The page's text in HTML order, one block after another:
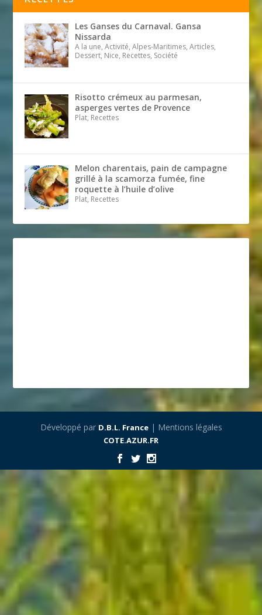
Les Ganses du Carnaval. Gansa
Nissarda
A la une, Activité, Alpes-Maritimes, Articles,
Dessert, Nice, Recettes, Société
Risotto crémeux au parmesan,
asperges vertes de Provence
Plat, Recettes
Melon charentais, pain de campagne
grillé à la scamorza fumée, fine
roquette à l’huile d’olive
Plat, Recettes
Développé par D.B.L. France| Mentions légales
COTE.AZUR.FR